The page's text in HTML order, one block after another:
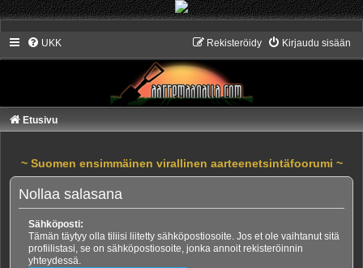
UKK Kirjaudu sisään
Rekisteröidy
Etusivu
~ Suomen ensimmäinen virallinen aarteenetsintäfoorumi ~
Nollaa salasana
Sähköposti:
Tämän täytyy olla tiliisi liitetty sähköpostiosoite. Jos et ole vaihtanut sitä
profiilistasi, se on sähköpostiosoite, jonka annoit rekisteröinnin
yhteydessä.